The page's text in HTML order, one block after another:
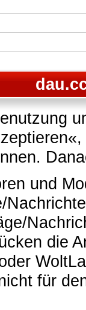
und
die
für